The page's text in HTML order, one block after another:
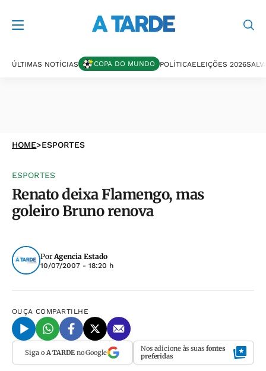
ÚLTIMAS NOTÍCIAS COPA DO MUNDO POLÍTICAELEIÇÕES 2026
HOME>ESPORTES
ESPORTES
Renato deixa Flamengo, mas
goleiro Bruno renova
PorAgencia Estado
10/07/2007 - 18:20 h
OUÇA COMPARTILHE
Siga o A TARDEno Google Nos adicione às suas fontes
preferidas